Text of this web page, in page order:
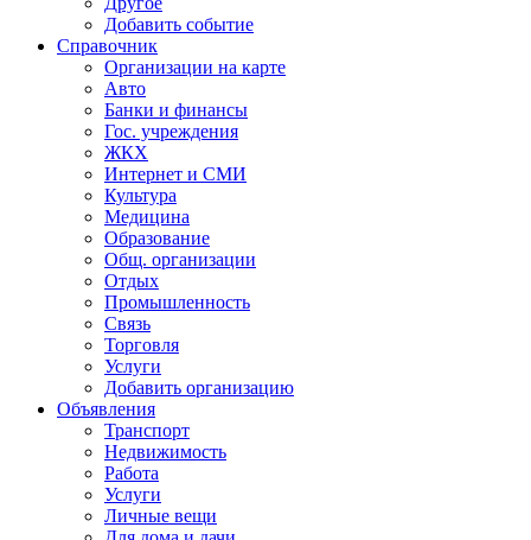
Добавить событие
Справочник
Организации на карте
Авто
Банки и финансы
Гос. учреждения
ЖКХ
Интернет и СМИ
Культура
Медицина
Образование
Общ. организации
Отдых
Промышленность
Связь
Торговля
Услуги
Добавить организацию
Объявления
Транспорт
Недвижимость
Работа
Услуги
Личные вещи